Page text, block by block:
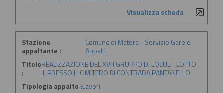
Visualizza scheda
Stazione
appaltante :
Comune di Matera - Servizio Gare e
Appalti
Titolo
:
REALIZZAZIONE DEL XVIII GRUPPO DI LOCULI- LOTTO
II, PRESSO IL CIMITERO DI CONTRADA PANTANELLO
Tipologia appalto :Lavori